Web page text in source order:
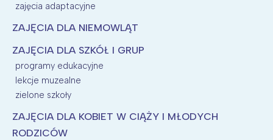
zajęcia adaptacyjne
ZAJĘCIA DLA NIEMOWLĄT
ZAJĘCIA DLA SZKÓŁ I GRUP
programy edukacyjne
lekcje muzealne
zielone szkoły
ZAJĘCIA DLA KOBIET W CIĄŻY I MŁODYCH
RODZICÓW